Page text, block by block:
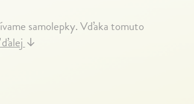
samolepky. Vďaka tomuto
↓